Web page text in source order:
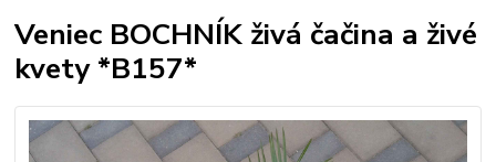
Veniec BOCHNÍK živá čačina a živé
kvety *B157*